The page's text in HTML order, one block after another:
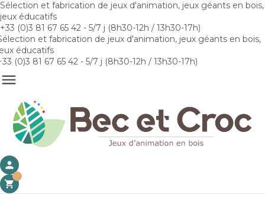
Sélection et fabrication de jeux d'animation, jeux géants en bois,
jeux éducatifs
+33 (0)3 81 67 65 42 - 5/7 j (8h30-12h / 13h30-17h)
et fabrication de jeux d'animation, jeux géants en bois,
éducatifs
(0)3 81 67 65 42 - 5/7 j (8h30-12h / 13h30-17h)

person
shopping_cart
0